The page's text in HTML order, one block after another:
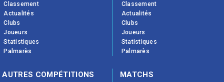
Classement
Actualités
Clubs
Joueurs
Statistiques
Palmarès
Classement
Actualités
Clubs
Joueurs
Statistiques
Palmarès
AUTRES COMPÉTITIONS MATCHS